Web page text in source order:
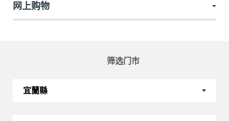
筛选门市